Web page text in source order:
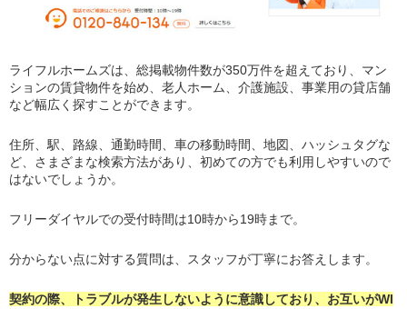
ライフルホームズは、総掲載物件数が350万件を超えており、マン
ションの賃貸物件を始め、老人ホーム、介護施設、事業用の貸店舗
など幅広く探すことができます。
住所、駅、路線、通勤時間、車の移動時間、地図、ハッシュタグな
ど、さまざまな検索方法があり、初めての方でも利用しやすいので
はないでしょうか。
フリーダイヤルでの受付時間は10時から19時まで。
分からない点に対する質問は、スタッフが丁寧にお答えします。
契約の際、トラブルが発生しないように意識しており、お互いがWI